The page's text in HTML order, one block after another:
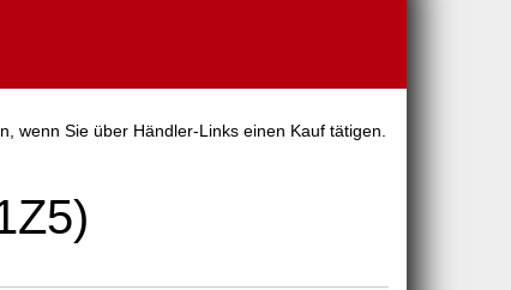
wenn Sie über Händler-Links einen Kauf tätigen.